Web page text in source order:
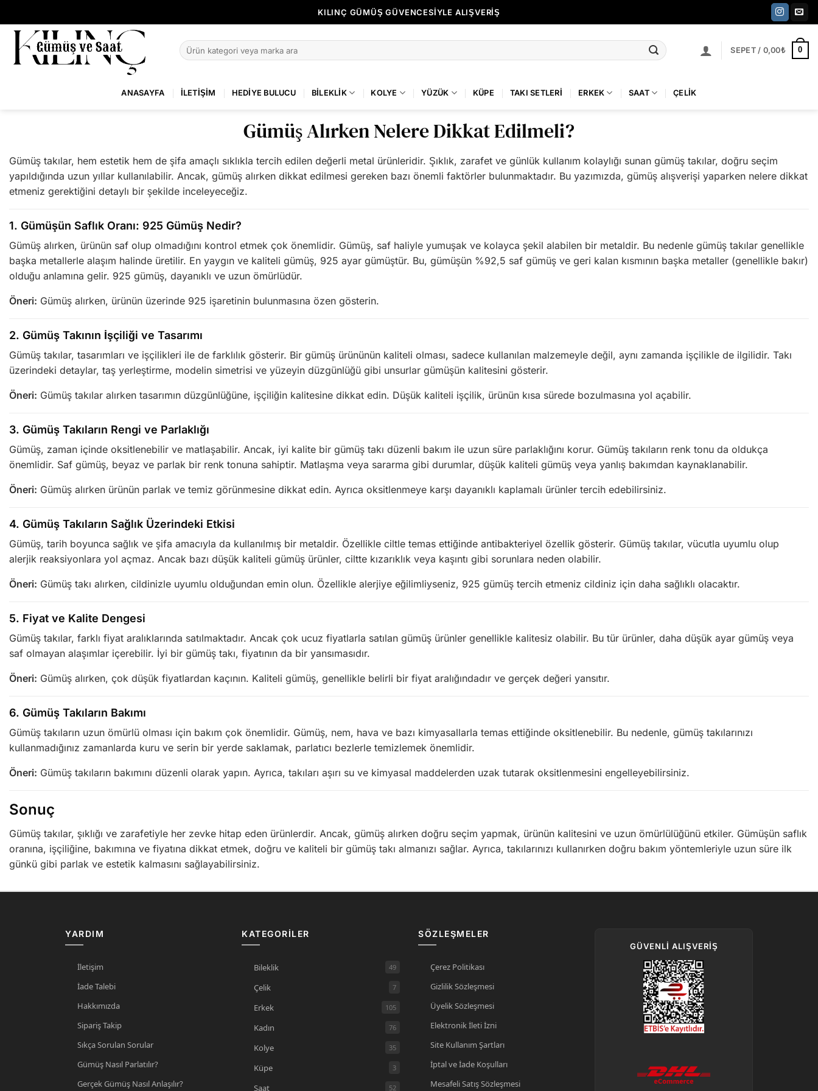
atla
KILINÇ GÜMÜŞ GÜVENCESİYLE ALIŞVERİŞ
Ara:
SEPET / 0,00₺ 0
ANASAYFA İLETIŞIM HEDIYE BULUCU BILEKLIK KOLYE YÜZÜK KÜPE TAKI SETLERI ERKEK SAAT ÇELIK
Gümüş Alırken Nelere Dikkat Edilmeli?
Gümüş takılar, hem estetik hem de şifa amaçlı sıklıkla tercih edilen değerli metal ürünleridir. Şıklık, zarafet ve günlük kullanım kolaylığı sunan gümüş takılar, doğru seçim
yapıldığında uzun yıllar kullanılabilir. Ancak, gümüş alırken dikkat edilmesi gereken bazı önemli faktörler bulunmaktadır. Bu yazımızda, gümüş alışverişi yaparken nelere dikkat
etmeniz gerektiğini detaylı bir şekilde inceleyeceğiz.
1. Gümüşün Saflık Oranı: 925 Gümüş Nedir?
Gümüş alırken, ürünün saf olup olmadığını kontrol etmek çok önemlidir. Gümüş, saf haliyle yumuşak ve kolayca şekil alabilen bir metaldir. Bu nedenle gümüş takılar genellikle
başka metallerle alaşım halinde üretilir. En yaygın ve kaliteli gümüş, 925 ayar gümüştür. Bu, gümüşün %92,5 saf gümüş ve geri kalan kısmının başka metaller (genellikle bakır)
olduğu anlamına gelir. 925 gümüş, dayanıklı ve uzun ömürlüdür.
Öneri: Gümüş alırken, ürünün üzerinde 925 işaretinin bulunmasına özen gösterin.
2. Gümüş Takının İşçiliği ve Tasarımı
Gümüş takılar, tasarımları ve işçilikleri ile de farklılık gösterir. Bir gümüş ürününün kaliteli olması, sadece kullanılan malzemeyle değil, aynı zamanda işçilikle de ilgilidir. Takı
üzerindeki detaylar, taş yerleştirme, modelin simetrisi ve yüzeyin düzgünlüğü gibi unsurlar gümüşün kalitesini gösterir.
Öneri: Gümüş takılar alırken tasarımın düzgünlüğüne, işçiliğin kalitesine dikkat edin. Düşük kaliteli işçilik, ürünün kısa sürede bozulmasına yol açabilir.
3. Gümüş Takıların Rengi ve Parlaklığı
Gümüş, zaman içinde oksitlenebilir ve matlaşabilir. Ancak, iyi kalite bir gümüş takı düzenli bakım ile uzun süre parlaklığını korur. Gümüş takıların renk tonu da oldukça
önemlidir. Saf gümüş, beyaz ve parlak bir renk tonuna sahiptir. Matlaşma veya sararma gibi durumlar, düşük kaliteli gümüş veya yanlış bakımdan kaynaklanabilir.
Öneri: Gümüş alırken ürünün parlak ve temiz görünmesine dikkat edin. Ayrıca oksitlenmeye karşı dayanıklı kaplamalı ürünler tercih edebilirsiniz.
4. Gümüş Takıların Sağlık Üzerindeki Etkisi
Gümüş, tarih boyunca sağlık ve şifa amacıyla da kullanılmış bir metaldir. Özellikle ciltle temas ettiğinde antibakteriyel özellik gösterir. Gümüş takılar, vücutla uyumlu olup
alerjik reaksiyonlara yol açmaz. Ancak bazı düşük kaliteli gümüş ürünler, ciltte kızarıklık veya kaşıntı gibi sorunlara neden olabilir.
Öneri: Gümüş takı alırken, cildinizle uyumlu olduğundan emin olun. Özellikle alerjiye eğilimliyseniz, 925 gümüş tercih etmeniz cildiniz için daha sağlıklı olacaktır.
5. Fiyat ve Kalite Dengesi
Gümüş takılar, farklı fiyat aralıklarında satılmaktadır. Ancak çok ucuz fiyatlarla satılan gümüş ürünler genellikle kalitesiz olabilir. Bu tür ürünler, daha düşük ayar gümüş veya
saf olmayan alaşımlar içerebilir. İyi bir gümüş takı, fiyatının da bir yansımasıdır.
Öneri: Gümüş alırken, çok düşük fiyatlardan kaçının. Kaliteli gümüş, genellikle belirli bir fiyat aralığındadır ve gerçek değeri yansıtır.
6. Gümüş Takıların Bakımı
Gümüş takıların uzun ömürlü olması için bakım çok önemlidir. Gümüş, nem, hava ve bazı kimyasallarla temas ettiğinde oksitlenebilir. Bu nedenle, gümüş takılarınızı
kullanmadığınız zamanlarda kuru ve serin bir yerde saklamak, parlatıcı bezlerle temizlemek önemlidir.
Öneri: Gümüş takıların bakımını düzenli olarak yapın. Ayrıca, takıları aşırı su ve kimyasal maddelerden uzak tutarak oksitlenmesini engelleyebilirsiniz.
Sonuç
Gümüş takılar, şıklığı ve zarafetiyle her zevke hitap eden ürünlerdir. Ancak, gümüş alırken doğru seçim yapmak, ürünün kalitesini ve uzun ömürlülüğünü etkiler. Gümüşün saflık
oranına, işçiliğine, bakımına ve fiyatına dikkat etmek, doğru ve kaliteli bir gümüş takı almanızı sağlar. Ayrıca, takılarınızı kullanırken doğru bakım yöntemleriyle uzun süre ilk
günkü gibi parlak ve estetik kalmasını sağlayabilirsiniz.
YARDIM
İletişim
İade Talebi
Hakkımızda
Sipariş Takip
Sıkça Sorulan Sorular
Gümüş Nasıl Parlatılır?
Gerçek Gümüş Nasıl Anlaşılır?
KATEGORILER
Bileklik 49
Çelik 7
Erkek 105
Kadın 76
Kolye 35
Küpe 3
Saat 52
SÖZLEŞMELER
Çerez Politikası
Gizlilik Sözleşmesi
Üyelik Sözleşmesi
Elektronik İleti İzni
Site Kullanım Şartları
İptal ve İade Koşulları
Mesafeli Satış Sözleşmesi
GÜVENLI ALIŞVERIŞ